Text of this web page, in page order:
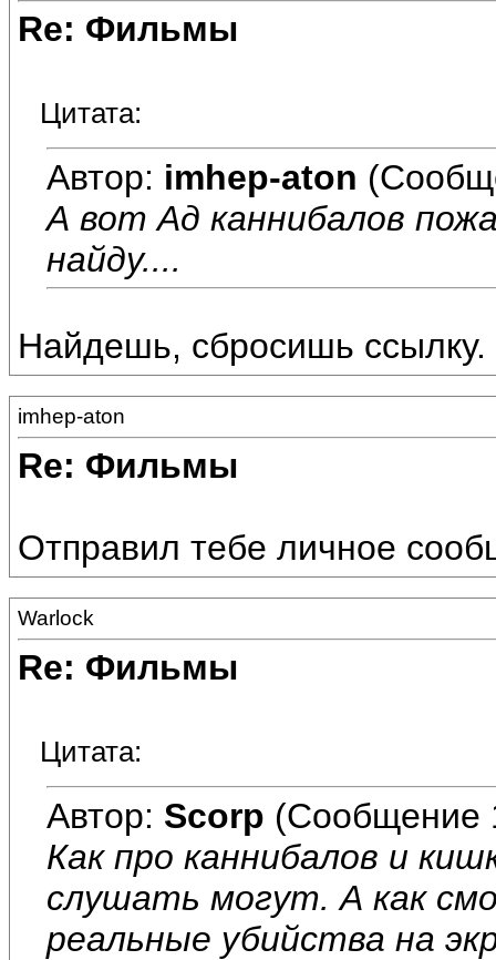
Re: Фильмы
Цитата:
Автор: imhep-aton
А вот Ад каннибалов
найду....
Найдешь, сбросишь
imhep-aton
Re: Фильмы
Отправил тебе личное
Warlock
Re: Фильмы
Цитата:
Автор: Scorp (Сообщение
Как про каннибалов и
слушать могут. А как
реальные убийства на